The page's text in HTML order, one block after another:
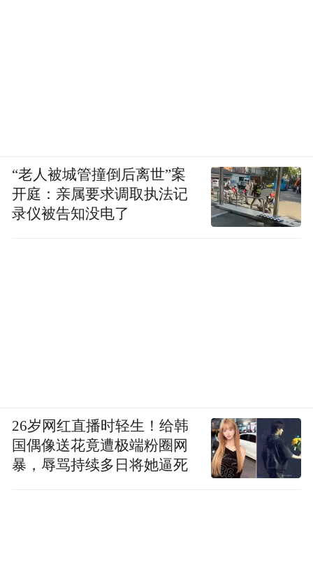
“老人被城管撞倒后离世”案
开庭：亲属要求调取执法记
录仪被告知没电了
26岁网红直播时轻生！给韩
国偶像送花竟遭极端粉圈网
暴，辱骂持续多日将她逼死